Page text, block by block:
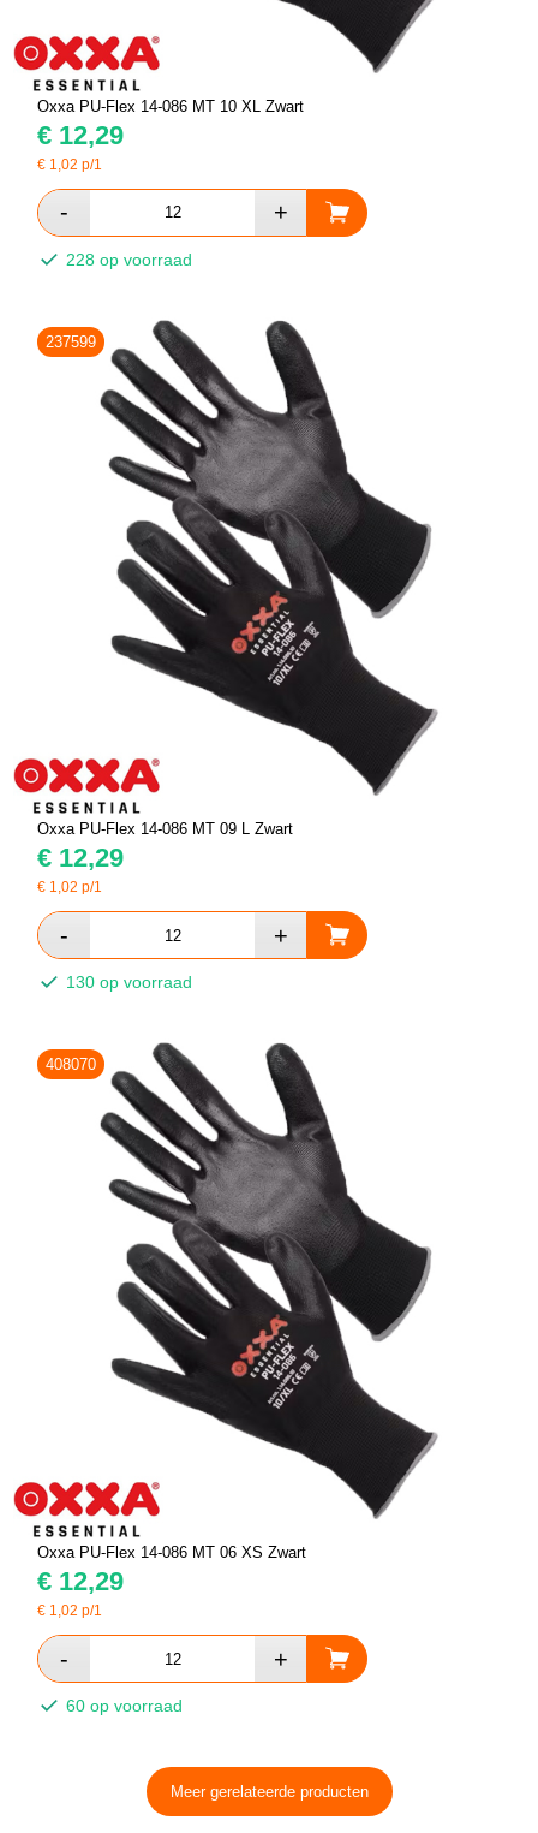
Oxxa PU-Flex 14-086 MT 10 XL Zwart
€ 12,29
€ 1,02 p/1
228 op voorraad
237599
Oxxa PU-Flex 14-086 MT 09 L Zwart
€ 12,29
€ 1,02 p/1
130 op voorraad
408070
Oxxa PU-Flex 14-086 MT 06 XS Zwart
€ 12,29
€ 1,02 p/1
60 op voorraad
Meer gerelateerde producten